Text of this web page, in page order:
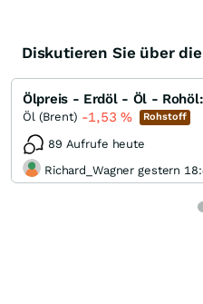
Diskutieren Sie über
Öl (Brent) -1,53 % Rohstoff
89 Aufrufe heute
Richard_Wagner gestern